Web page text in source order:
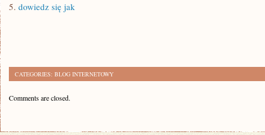
5. dowiedz się jak
CATEGORIES: BLOG INTERNETOWY
Comments are closed.